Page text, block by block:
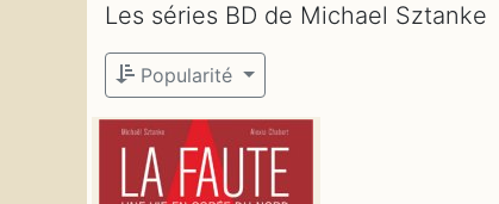
Les séries BD de Michael Sztanke
Popularité